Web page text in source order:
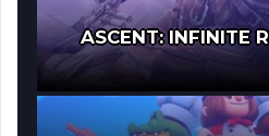
ASCENT: INFINITE